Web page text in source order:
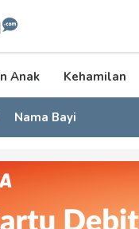
untuk Mami Milenial
Anak Kehamilan
Nama Bayi